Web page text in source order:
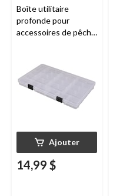
Boîte utilitaire
profonde pour
accessoires de pêche
Ajouter
14,99 $